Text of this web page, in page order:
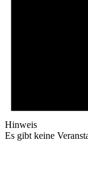
Hinweis
Es gibt keine